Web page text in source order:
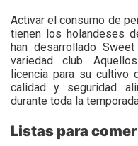
Activar el consumo de
tienen los holandeses
han desarrollado
variedad club.
licencia para su cultivo
calidad y seguridad
durante toda la
Listas para comer